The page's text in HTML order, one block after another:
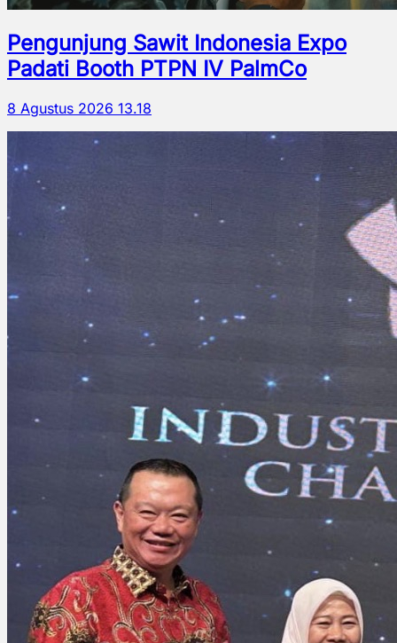
Pengunjung Sawit Indonesia Expo
Padati Booth PTPN IV PalmCo
8 Agustus 2026 13.18